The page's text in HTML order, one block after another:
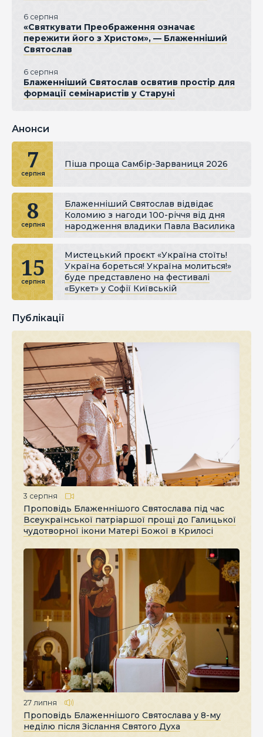
6 серпня
«Святкувати Преображення означає
пережити його з Христом», — Блаженніший
Святослав
6 серпня
Блаженніший Святослав освятив простір для
формації семінаристів у Старуні
Анонси
7
серпня
Піша проща Самбір-Зарваниця 2026
8
серпня
Блаженніший Святослав відвідає
Коломию з нагоди 100-річчя від дня
народження владики Павла Василика
15
серпня
Мистецький проєкт «Україна стоїть!
Україна бореться! Україна молиться!»
буде представлено на фестивалі
«Букет» у Софії Київській
Публікації
3 серпня
Проповідь Блаженнішого Святослава під час
Всеукраїнської патріаршої прощі до Галицької
чудотворної ікони Матері Божої в Крилосі
27 липня
Проповідь Блаженнішого Святослава у 8-му
неділю після Зіслання Святого Духа